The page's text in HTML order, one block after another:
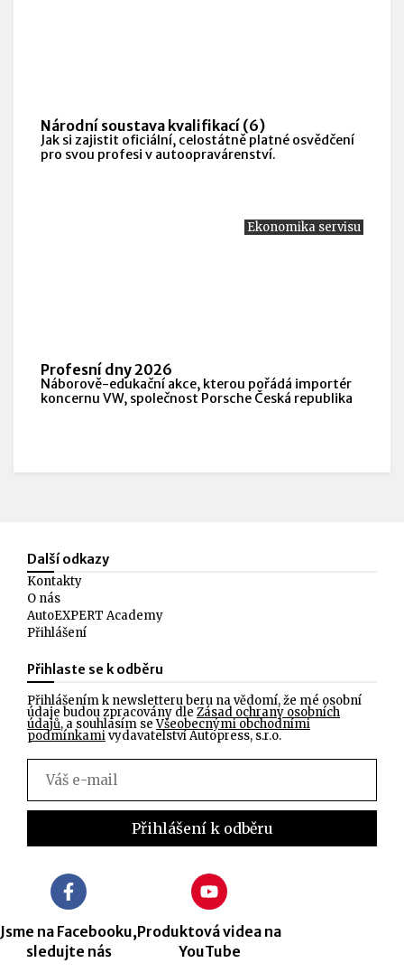
Národní soustava kvalifikací (6)
Jak si zajistit oficiální, celostátně platné osvědčení
pro svou profesi v autoopravárenství.
Ekonomika servisu
Profesní dny 2026
Náborově-edukační akce, kterou pořádá importér
koncernu VW, společnost Porsche Česká republika
Další odkazy
Kontakty
O nás
AutoEXPERT Academy
Přihlášení
Přihlaste se k odběru
Přihlášením k newsletteru beru na vědomí, že mé osobní
údaje budou zpracovány dle Zásad ochrany osobních
údajů, a souhlasím seVšeobecnými obchodními
podmínkamivydavatelství Autopress, s.r.o.
Jsme na Facebooku,
sledujte nás
Produktová videa na
YouTube